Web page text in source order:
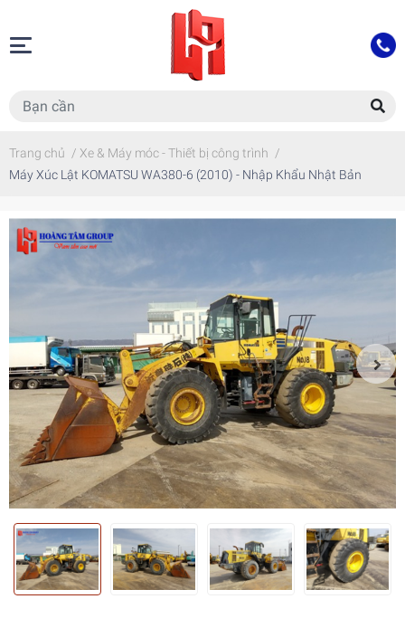
Trang chủ / Xe & Máy móc - Thiết bị công trình /
Máy Xúc Lật KOMATSU WA380-6 (2010) - Nhập Khẩu Nhật Bản